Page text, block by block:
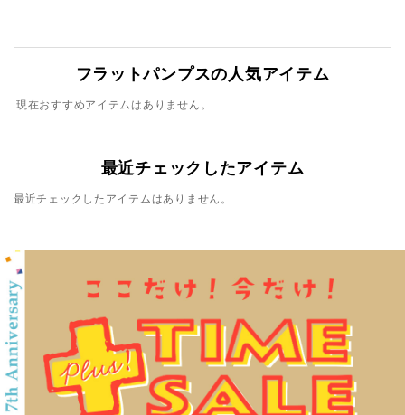
フラットパンプスの人気アイテム
現在おすすめアイテムはありません。
最近チェックしたアイテム
最近チェックしたアイテムはありません。